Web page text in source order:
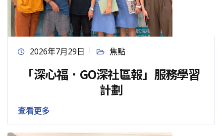
2026年7月29日 焦點
「深心福．GO深社區報」服務學習
計劃
查看更多